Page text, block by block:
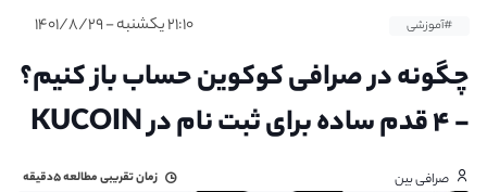
#آموزشی ۲۱:۱۰ یکشنبه - ۱۴۰۱/۸/۲۹
چگونه در صرافی کوکوین حساب باز کنیم؟
- ۴ قدم ساده برای ثبت نام در KUCOIN
صرافی بین زمان تقریبی مطالعه۵دقیقه